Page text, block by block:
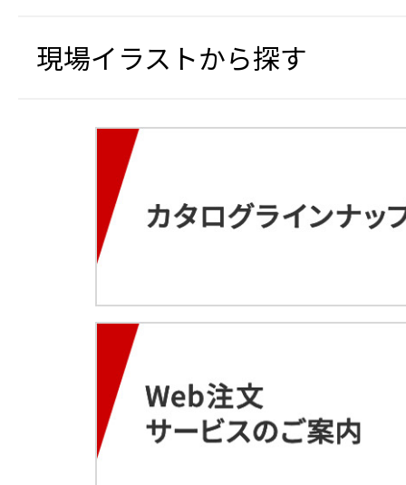
現場イラストから探す